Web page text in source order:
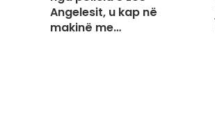
Angelesit, u kap në
makinë me…